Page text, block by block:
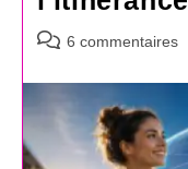
Commentaires
la
publication :
6 commentaires